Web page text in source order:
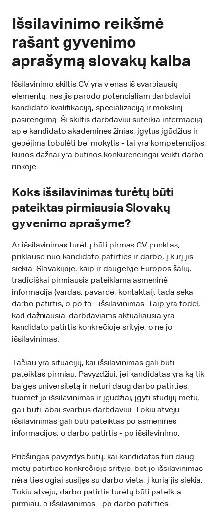
Išsilavinimo reikšmė
rašant gyvenimo
aprašymą slovakų kalba
Išsilavinimo skiltis CV yra vienas iš svarbiausių
elementų, nes jis parodo potencialiam darbdaviui
kandidato kvalifikaciją, specializaciją ir mokslinį
pasirengimą. Ši skiltis darbdaviui suteikia informaciją
apie kandidato akademines žinias, įgytus įgūdžius ir
gebėjimą tobulėti bei mokytis - tai yra kompetencijos,
kurios dažnai yra būtinos konkurencingai veikti darbo
rinkoje.
Koks išsilavinimas turėtų būti
pateiktas pirmiausia Slovakų
gyvenimo aprašyme?
Ar išsilavinimas turėtų būti pirmas CV punktas,
priklauso nuo kandidato patirties ir darbo, į kurį jis
siekia. Slovakijoje, kaip ir daugelyje Europos šalių,
tradiciškai pirmiausia pateikiama asmeninė
informacija (vardas, pavardė, kontaktai), tada seka
darbo patirtis, o po to - išsilavinimas. Taip yra todėl,
kad dažniausiai darbdaviams aktualiausia yra
kandidato patirtis konkrečioje srityje, o ne jo
išsilavinimas.
Tačiau yra situacijų, kai išsilavinimas gali būti
pateiktas pirmiau. Pavyzdžiui, jei kandidatas yra ką tik
baigęs universitetą ir neturi daug darbo patirties,
tuomet jo išsilavinimas ir įgūdžiai, įgyti studijų metu,
gali būti labai svarbūs darbdaviui. Tokiu atveju
išsilavinimas gali būti pateiktas po asmeninės
informacijos, o darbo patirtis - po išsilavinimo.
Priešingas pavyzdys būtų, kai kandidatas turi daug
metų patirties konkrečioje srityje, bet jo išsilavinimas
nėra tiesiogiai susijęs su darbo vieta, į kurią jis siekia.
Tokiu atveju, darbo patirtis turėtų būti pateikta
pirmiau, o išsilavinimas - po darbo patirties.